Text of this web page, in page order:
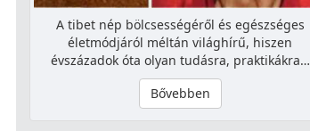
A tibet nép bölcsességéről és egészséges
életmódjáról méltán világhírű, hiszen
évszázadok óta olyan tudásra, praktikákra…
Bővebben